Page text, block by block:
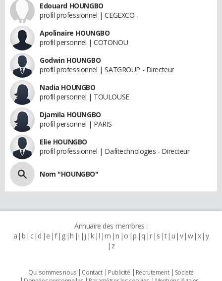
Edouard HOUNGBO
profil professionnel | CEGEXCO -
Apolinaire HOUNGBO
profil personnel | COTONOU
Godwin HOUNGBO
profil professionnel | SATGROUP - Directeur
Nadia HOUNGBO
profil personnel | TOULOUSE
Djamila HOUNGBO
profil personnel | PARIS
Elie HOUNGBO
profil professionnel | Dafitechnologies - Directeur
Nom "HOUNGBO"
Annuaire des membres :
a b c d e f g h i j k l m n o p q r s t u v w x y
z
Qui sommes nous Contact Publicité Recrutement
Societé